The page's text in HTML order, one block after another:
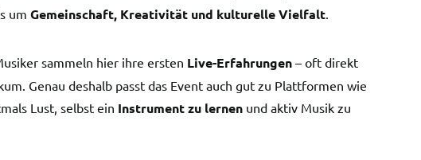
umGemeinschaft, Kreativität und kulturelle Vielfalt.
sammeln hier ihre ersten Live-Erfahrungen – oft direkt
Genau deshalb passt das Event auch gut zu Plattformen wie
Lust, selbst ein Instrument zu lernen und aktiv Musik zu